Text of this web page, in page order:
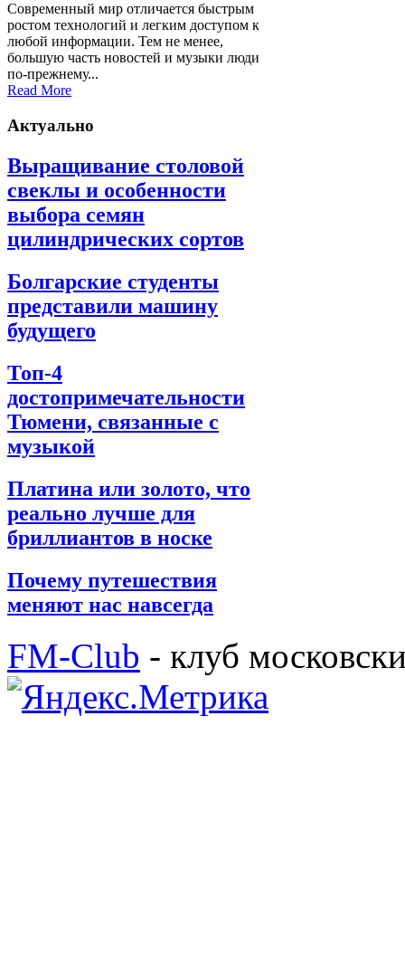
Современный мир отличается быстрым
ростом технологий и легким доступом к
любой информации. Тем не менее,
большую часть новостей и музыки люди
по-прежнему...
Read More
Актуально
Выращивание столовой
свеклы и особенности
выбора семян
цилиндрических сортов
Болгарские студенты
представили машину
будущего
Топ-4
достопримечательности
Тюмени, связанные с
музыкой
Платина или золото, что
реально лучше для
бриллиантов в носке
Почему путешествия
меняют нас навсегда
FM-Club - клуб